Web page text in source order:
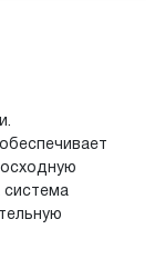
система